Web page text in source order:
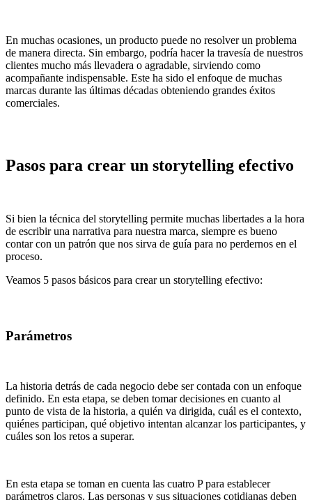
En muchas ocasiones, un producto puede no resolver un problema
de manera directa. Sin embargo, podría hacer la travesía de nuestros
clientes mucho más llevadera o agradable, sirviendo como
acompañante indispensable. Este ha sido el enfoque de muchas
marcas durante las últimas décadas obteniendo grandes éxitos
comerciales.
Pasos para crear un storytelling efectivo
Si bien la técnica del storytelling permite muchas libertades a la hora
de escribir una narrativa para nuestra marca, siempre es bueno
contar con un patrón que nos sirva de guía para no perdernos en el
proceso.
Veamos 5 pasos básicos para crear un storytelling efectivo:
Parámetros
La historia detrás de cada negocio debe ser contada con un enfoque
definido. En esta etapa, se deben tomar decisiones en cuanto al
punto de vista de la historia, a quién va dirigida, cuál es el contexto,
quiénes participan, qué objetivo intentan alcanzar los participantes, y
cuáles son los retos a superar.
En esta etapa se toman en cuenta las cuatro P para establecer
parámetros claros. Las personas y sus situaciones cotidianas deben